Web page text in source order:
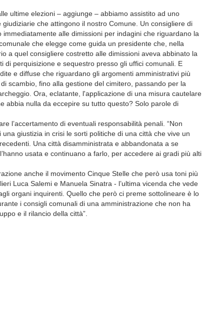
ultime elezioni – aggiunge – abbiamo assistito ad uno
che attingono il nostro Comune. Un consigliere di
alle dimissioni per indagini che riguardano la
che elegge come guida un presidente che, nella
a quel consigliere costretto alle dimissioni aveva abbinato la
di perquisizione e sequestro presso gli uffici comunali. E
e diffuse che riguardano gli argomenti amministrativi più
scambio, fino alla gestione del cimitero, passando per la
Ora, eclatante, l'applicazione di una misura cautelare
abbia nulla da eccepire su tutto questo? Solo parole di
l’accertamento di eventuali responsabilità penali. “Non
giustizia in crisi le sorti politiche di una città che vive un
Una città disamministrata e abbandonata a se
usata e continuano a farlo, per accedere ai gradi più alti
anche il movimento Cinque Stelle che però usa toni più
Luca Salemi e Manuela Sinatra - l’ultima vicenda che vede
organi inquirenti. Quello che però ci preme sottolineare è lo
i consigli comunali di una amministrazione che non ha
e il rilancio della città”.